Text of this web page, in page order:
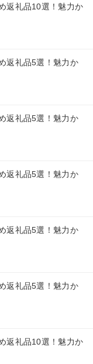
返礼品10選！魅力か
返礼品5選！魅力か
返礼品5選！魅力か
返礼品5選！魅力か
返礼品5選！魅力か
返礼品5選！魅力か
返礼品10選！魅力か